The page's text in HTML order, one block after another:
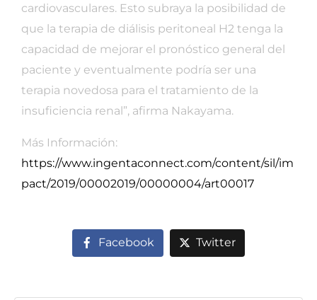
cardiovasculares. Esto subraya la posibilidad de
que la terapia de diálisis peritoneal H2 tenga la
capacidad de mejorar el pronóstico general del
paciente y eventualmente podría ser una
terapia novedosa para el tratamiento de la
insuficiencia renal”, afirma Nakayama.
Más Información:
https://www.ingentaconnect.com/content/sil/im
pact/2019/00002019/00000004/art00017
Facebook Twitter